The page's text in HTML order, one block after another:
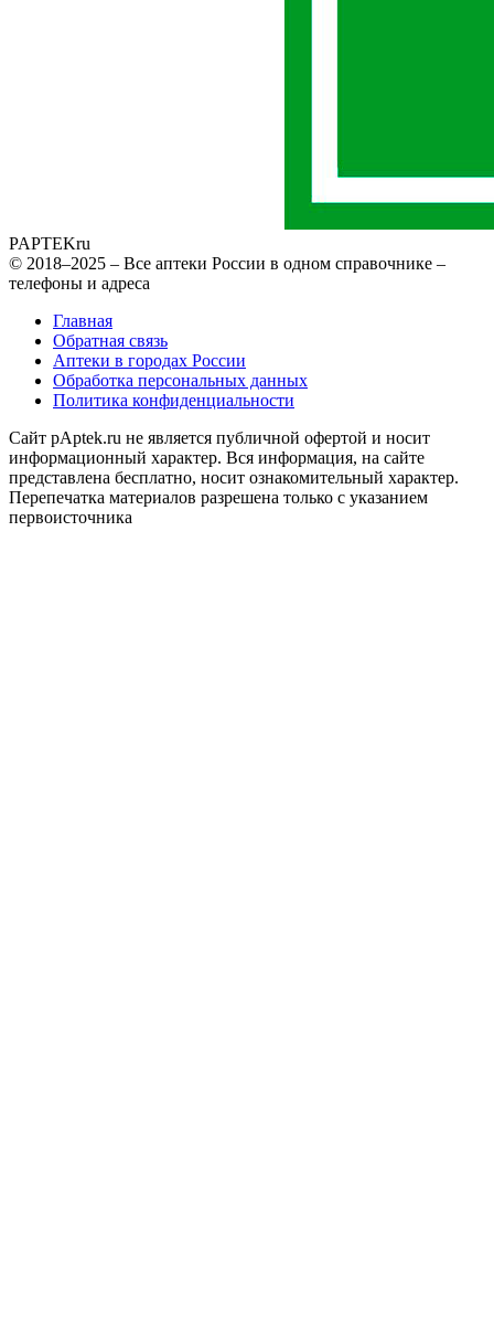
PAPTEKru
© 2018–2025 – Все аптеки России в одном справочнике –
телефоны и адреса
Главная
Обратная связь
Аптеки в городах России
Обработка персональных данных
Политика конфиденциальности
Сайт pAptek.ru не является публичной офертой и носит
информационный характер. Вся информация, на сайте
представлена бесплатно, носит ознакомительный характер.
Перепечатка материалов разрешена только с указанием
первоисточника